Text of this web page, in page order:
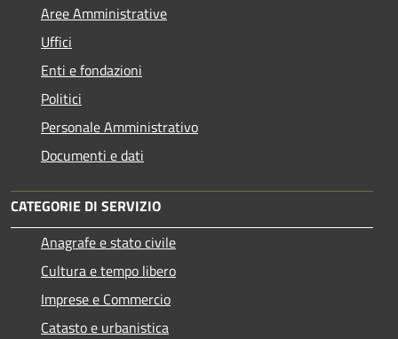
Aree Amministrative
Uffici
Enti e fondazioni
Politici
Personale Amministrativo
Documenti e dati
CATEGORIE DI SERVIZIO
Anagrafe e stato civile
Cultura e tempo libero
Imprese e Commercio
Catasto e urbanistica